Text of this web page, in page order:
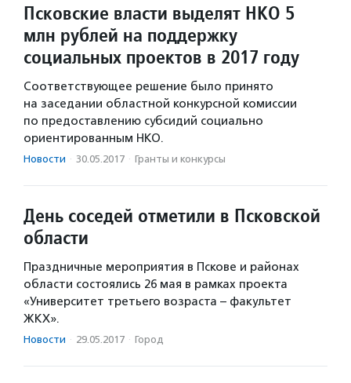
Псковские власти выделят НКО 5
млн рублей на поддержку
социальных проектов в 2017 году
Соответствующее решение было принято
на заседании областной конкурсной комиссии
по предоставлению субсидий социально
ориентированным НКО.
Новости · 30.05.2017 · Гранты и конкурсы
День соседей отметили в Псковской
области
Праздничные мероприятия в Пскове и районах
области состоялись 26 мая в рамках проекта
«Университет третьего возраста – факультет
ЖКХ».
Новости · 29.05.2017 · Город